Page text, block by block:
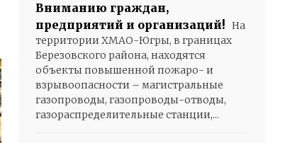
Вниманию граждан,
предприятий и организаций! На
территории ХМАО-Югры, в границах
Березовского района, находятся
объекты повышенной пожаро- и
взрывоопасности – магистральные
газопроводы, газопроводы-отводы,
газораспределительные станции,...